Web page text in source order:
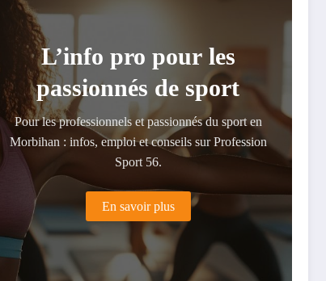
L’info pro pour les
passionnés de sport
Pour les professionnels et passionnés du sport en
Morbihan : infos, emploi et conseils sur Profession
Sport 56.
En savoir plus